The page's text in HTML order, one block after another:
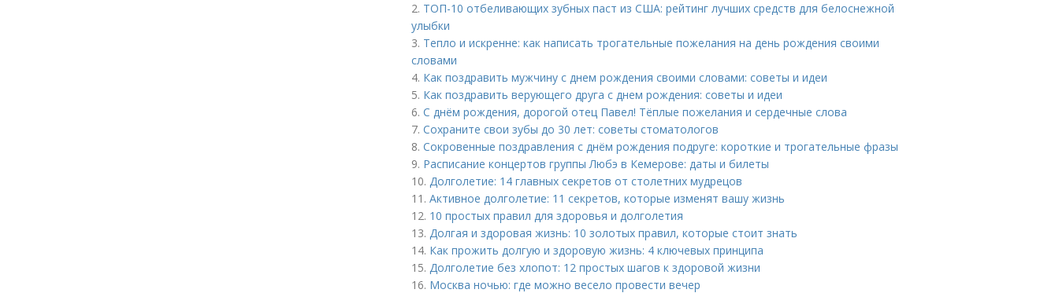
2. ТОП-10 отбеливающих зубных паст из США: рейтинг лучших средств для белоснежной
улыбки
3. Тепло и искренне: как написать трогательные пожелания на день рождения своими
словами
4. Как поздравить мужчину с днем рождения своими словами: советы и идеи
5. Как поздравить верующего друга с днем рождения: советы и идеи
6. С днём рождения, дорогой отец Павел! Тёплые пожелания и сердечные слова
7. Сохраните свои зубы до 30 лет: советы стоматологов
8. Сокровенные поздравления с днём рождения подруге: короткие и трогательные фразы
9. Расписание концертов группы Любэ в Кемерове: даты и билеты
10. Долголетие: 14 главных секретов от столетних мудрецов
11. Активное долголетие: 11 секретов, которые изменят вашу жизнь
12. 10 простых правил для здоровья и долголетия
13. Долгая и здоровая жизнь: 10 золотых правил, которые стоит знать
14. Как прожить долгую и здоровую жизнь: 4 ключевых принципа
15. Долголетие без хлопот: 12 простых шагов к здоровой жизни
16. Москва ночью: где можно весело провести вечер